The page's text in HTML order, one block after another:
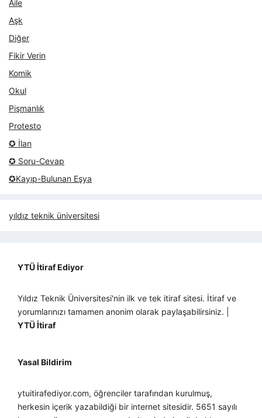
Aile
Aşk
Diğer
Fikir Verin
Komik
Okul
Pişmanlık
Protesto
✪ İlan
✪ Soru-Cevap
✪Kayıp-Bulunan Eşya
yıldız teknik üniversitesi
YTÜ İtiraf Ediyor
Yıldız Teknik Üniversitesi'nin ilk ve tek itiraf sitesi. İtiraf ve
yorumlarınızı tamamen anonim olarak paylaşabilirsiniz. |
YTÜ İtiraf
Yasal Bildirim
ytuitirafediyor.com, öğrenciler tarafından kurulmuş,
herkesin içerik yazabildiği bir internet sitesidir. 5651 sayılı